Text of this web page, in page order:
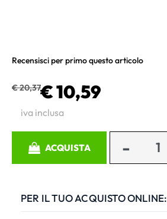
Recensisci per primo questo articolo
€ 20,37€ 10,59
iva inclusa
ACQUISTA
PER IL TUO ACQUISTO ONLINE: